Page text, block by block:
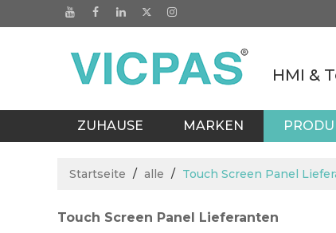
HMI &
ZUHAUSE MARKEN
Startseite / alle / Touch Screen Panel
Touch Screen Panel Lieferanten